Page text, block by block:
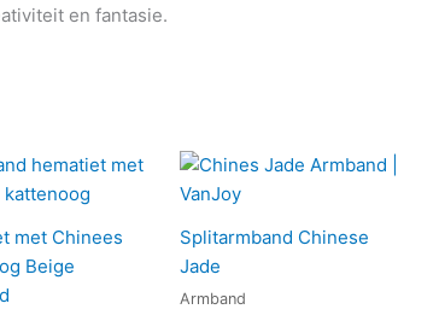
en fantasie.
met Chinees
Beige
Splitarmband Chinese
Jade
Armband